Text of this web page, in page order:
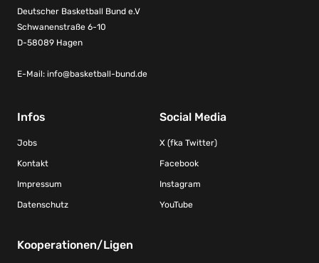
Deutscher Basketball Bund e.V
Schwanenstraße 6-10
D-58089 Hagen
E-Mail: info@basketball-bund.de
Infos
Jobs
Kontakt
Impressum
Datenschutz
Social Media
X (fka Twitter)
Facebook
Instagram
YouTube
Kooperationen/Ligen